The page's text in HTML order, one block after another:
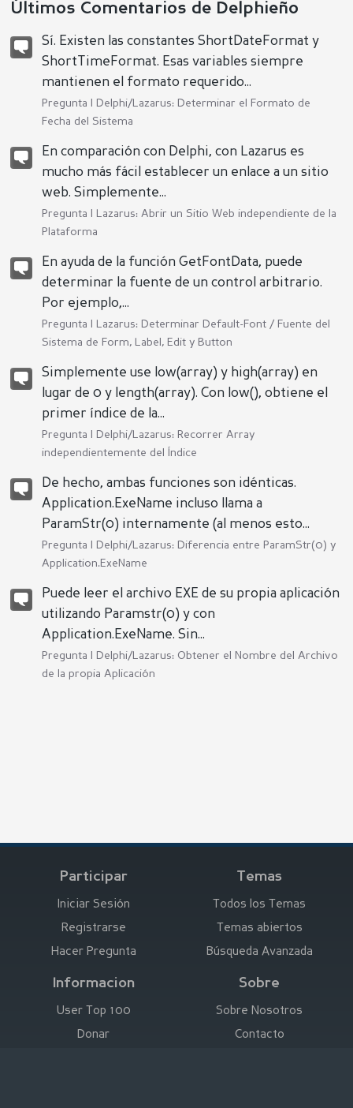
Últimos Comentarios de Delphieño
Sí. Existen las constantes ShortDateFormat y
ShortTimeFormat. Esas variables siempre
mantienen el formato requerido...
Pregunta |
Delphi/Lazarus: Determinar el Formato de
Fecha del Sistema
En comparación con Delphi, con Lazarus es
mucho más fácil establecer un enlace a un sitio
web. Simplemente...
Pregunta |
Lazarus: Abrir un Sitio Web independiente de la
Plataforma
En ayuda de la función GetFontData, puede
determinar la fuente de un control arbitrario.
Por ejemplo,...
Pregunta |
Lazarus: Determinar Default-Font / Fuente del
Sistema de Form, Label, Edit y Button
Simplemente use low(array) y high(array) en
lugar de 0 y length(array). Con low(), obtiene el
primer índice de la...
Pregunta |
Delphi/Lazarus: Recorrer Array
independientemente del Índice
De hecho, ambas funciones son idénticas.
Application.ExeName incluso llama a
ParamStr(0) internamente (al menos esto...
Pregunta |
Delphi/Lazarus: Diferencia entre ParamStr(0) y
Application.ExeName
Puede leer el archivo EXE de su propia aplicación
utilizando Paramstr(0) y con
Application.ExeName. Sin...
Pregunta |
Delphi/Lazarus: Obtener el Nombre del Archivo
de la propia Aplicación
Participar
Iniciar Sesión
Registrarse
Hacer Pregunta
Temas
Todos los Temas
Temas abiertos
Búsqueda Avanzada
Informacion
User Top 100
Donar
Sobre
Sobre Nosotros
Contacto